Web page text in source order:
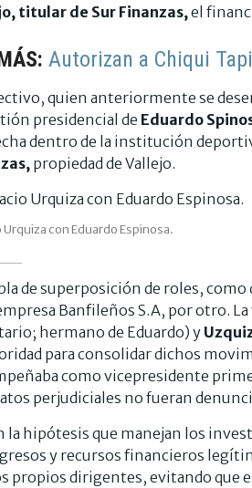
titular de Sur Finanzas, el
Autorizan a Chiqui
quien anteriormente se
presidencial de Eduardo
dentro de la institución
propiedad de Vallejo.
Urquiza con Eduardo Espinosa.
de superposición de roles,
Banfileños S.A, por otro.
hermano de Eduardo) y
para consolidar dichos
como vicepresidente
perjudiciales no fueran
la hipótesis que manejan los
y recursos financieros
propios dirigentes, evitando que